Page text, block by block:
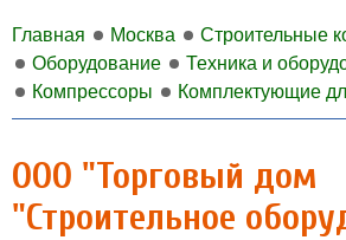
Главная Москва
Строительные
Оборудование
Техника и
Компрессоры
Комплектующие
ООО "Торговый дом
"Строительное